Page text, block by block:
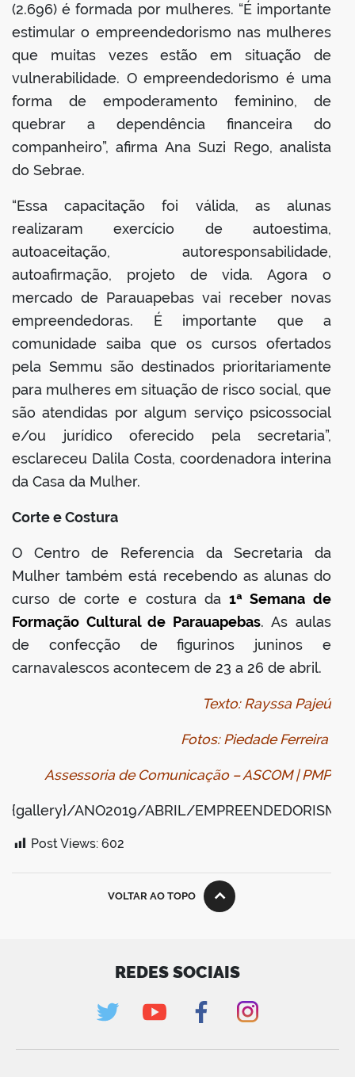
(2.696) é formada por mulheres. “É importante
estimular o empreendedorismo nas mulheres
que muitas vezes estão em situação de
vulnerabilidade. O empreendedorismo é uma
forma de empoderamento feminino, de
quebrar a dependência financeira do
companheiro”, afirma Ana Suzi Rego, analista
do Sebrae.
“Essa capacitação foi válida, as alunas
realizaram exercício de autoestima,
autoaceitação, autoresponsabilidade,
autoafirmação, projeto de vida. Agora o
mercado de Parauapebas vai receber novas
empreendedoras. É importante que a
comunidade saiba que os cursos ofertados
pela Semmu são destinados prioritariamente
para mulheres em situação de risco social, que
são atendidas por algum serviço psicossocial
e/ou jurídico oferecido pela secretaria”,
esclareceu Dalila Costa, coordenadora interina
da Casa da Mulher.
Corte e Costura
O Centro de Referencia da Secretaria da
Mulher também está recebendo as alunas do
curso de corte e costura da 1ª Semana de
Formação Cultural de Parauapebas. As aulas
de confecção de figurinos juninos e
carnavalescos acontecem de 23 a 26 de abril.
Texto: Rayssa Pajeú
Fotos: Piedade Ferreira
Assessoria de Comunicação – ASCOM | PMP
{gallery}/ANO2019/ABRIL/
Post Views: 602
VOLTAR AO TOPO
REDES SOCIAIS